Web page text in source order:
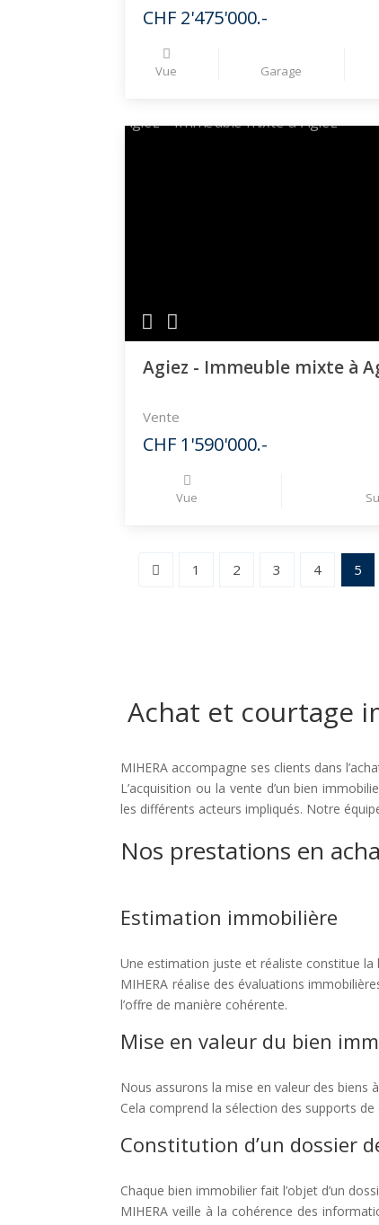
CHF 2'475'000.-
Vue Garage
Agiez - Immeuble mixte à
Vente
CHF 1'590'000.-
Vue
1 2 3 4 5
Achat et courtage
MIHERA accompagne ses clients dans
L’acquisition ou la vente d’un bien
les différents acteurs impliqués. Notre
Nos prestations en
Estimation immobilière
Une estimation juste et réaliste constitue
MIHERA réalise des évaluations
l’offre de manière cohérente.
Mise en valeur du bien
Nous assurons la mise en valeur des biens
Cela comprend la sélection des supports
Constitution d’un dossier
Chaque bien immobilier fait l’objet d’un
MIHERA veille à la cohérence des